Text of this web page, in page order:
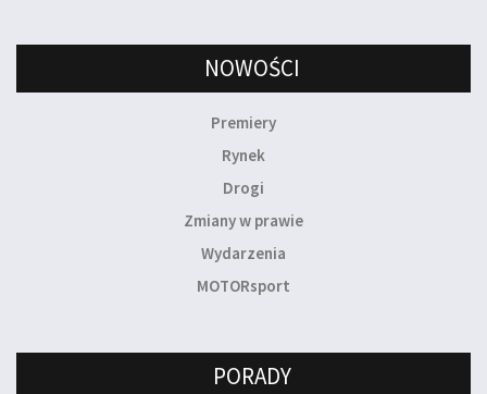
NOWOŚCI
Premiery
Rynek
Drogi
Zmiany w prawie
Wydarzenia
MOTORsport
PORADY